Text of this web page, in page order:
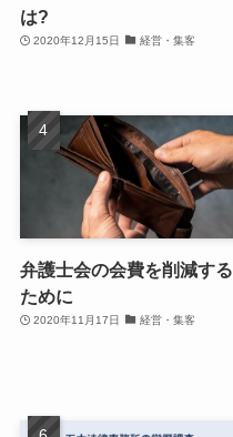
は?
2020年12月15日 経営・集客
弁護士会の会費を削減する
ために
2020年11月17日 経営・集客